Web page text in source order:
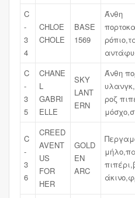
C
-
3
4
CHLOE
CHOLE
BASE
1569
Άνθη
C
-
3
5
CHANE
L
GABRI
ELLE
SKY
LANT
ERN
Άνθη
ροζ
C
-
3
6
CREED
AVENT
US
FOR
HER
GOLD
EN
ARC